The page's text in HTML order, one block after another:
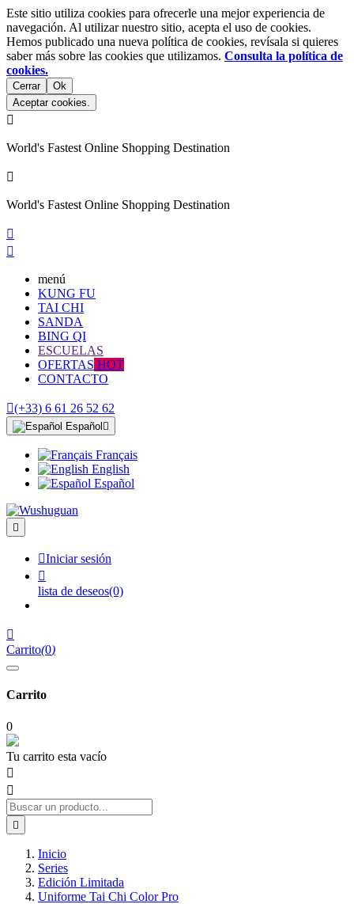
Este sitio utiliza cookies para ofrecerle una mejor experiencia de
navegación. Al utilizar nuestro sitio, acepta el uso de cookies.
Hemos publicado una nueva política de cookies, revísala si quieres
saber más sobre las cookies que utilizamos. Consulta la política de
cookies.
Cerrar
Ok
Aceptar cookies.

World's Fastest Online Shopping Destination

World's Fastest Online Shopping Destination


menú
KUNG FU
TAI CHI
SANDA
BING QI
ESCUELAS
OFERTAS HOT
CONTACTO
(+33) 6 61 26 52 62
Español 
Français
English
Español

Iniciar sesión

lista de deseos(0)

Carrito(0)
Carrito
0
Tu carrito esta vacío



Inicio
Series
Edición Limitada
Uniforme Tai Chi Color Pro